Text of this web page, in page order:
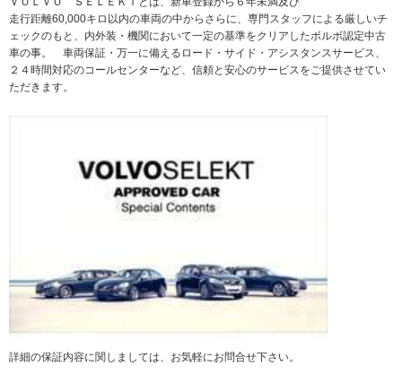
走行距離60,000キロ以内の車両の中からさらに、専門スタッフによる厳しいチ
ェックのもと、内外装・機関において一定の基準をクリアしたボルボ認定中古
車の事。 車両保証・万一に備えるロード・サイド・アシスタンスサービス、
２４時間対応のコールセンターなど、信頼と安心のサービスをご提供させてい
ただきます。
詳細の保証内容に関しましては、お気軽にお問合せ下さい。